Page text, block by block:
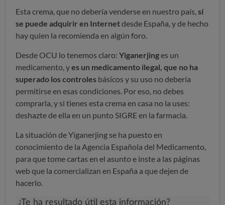
Esta crema, que no debería venderse en nuestro país, sí
se puede adquirir en Internetdesde España, y de hecho
hay quien la recomienda en algún foro.
Desde OCU lo tenemos claro: Yiganerjinges un
medicamento, yes un medicamento ilegal, que no ha
superado los controles básicos y su uso no debería
permitirse en esas condiciones. Por eso, no debes
comprarla, y si tienes esta crema en casa no la uses:
deshazte de ella en un punto SIGRE en la farmacia.
La situación de Yiganerjing se ha puesto en
conocimiento de la Agencia Española del Medicamento,
para que tome cartas en el asunto e inste a las páginas
web que la comercializan en España a que dejen de
hacerlo.